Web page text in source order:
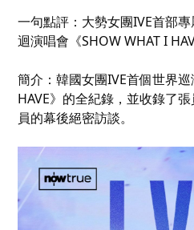
一句點評：大勢女團IVE首部
迴演唱會《SHOW WHAT I
簡介：韓國女團IVE首個世界
HAVE》的全紀錄，並收錄了
員的幕後絕密訪談。